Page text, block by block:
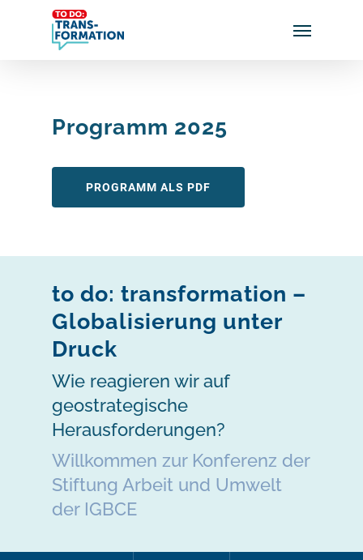
Programm 2025
PROGRAMM ALS PDF
to do: transformation –
Globalisierung unter
Druck
Wie reagieren wir auf
geostrategische
Herausforderungen?
Willkommen zur Konferenz der
Stiftung Arbeit und Umwelt
der IGBCE